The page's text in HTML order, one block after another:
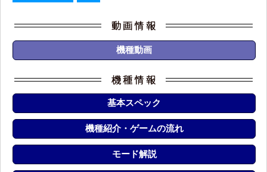
機種動画
基本スペック
機種紹介・ゲームの流れ
モード解説